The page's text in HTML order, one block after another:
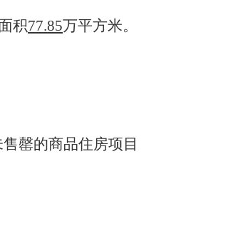
积77.85万平方米。
罄的商品住房项目